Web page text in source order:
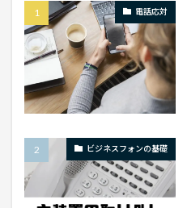
電話応対
ビジネスフォンの基礎